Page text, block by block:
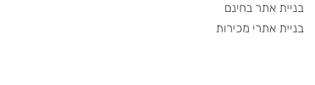
בניית אתר בחינם
בניית אתרי מכירות